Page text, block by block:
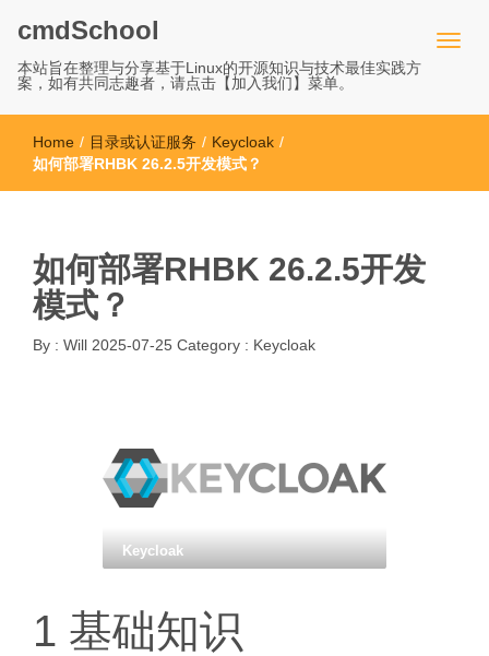
cmdSchool
本站旨在整理与分享基于Linux的开源知识与技术最佳实践方
案，如有共同志趣者，请点击【加入我们】菜单。
Home / 目录或认证服务 / Keycloak /
如何部署RHBK 26.2.5开发模式？
如何部署RHBK 26.2.5开发
模式？
By : Will 2025-07-25 Category : Keycloak
Keycloak
1 基础知识